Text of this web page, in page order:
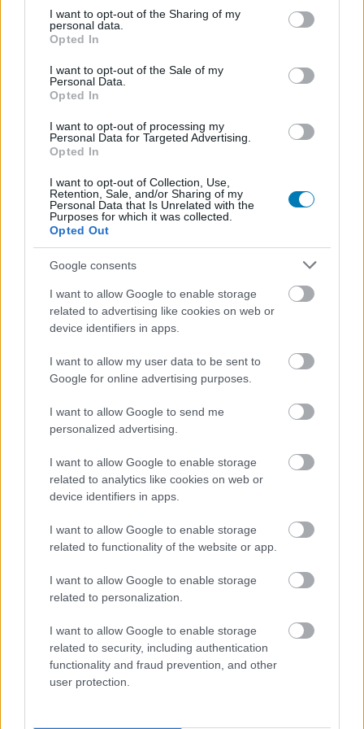
not limited to your visit or usage behaviour. You may click to
grant or deny consent to Google and its third-party tags to
use your data for below specified purposes in below Google
consent section.
I want to opt-out of the Sharing of my
personal data.
Opted In
I want to opt-out of the Sale of my
Personal Data.
Opted In
I want to opt-out of processing my
Personal Data for Targeted Advertising.
Opted In
I want to opt-out of Collection, Use,
Retention, Sale, and/or Sharing of my
Personal Data that Is Unrelated with the
Purposes for which it was collected.
Opted Out
Google consents
I want to allow Google to enable storage
related to advertising like cookies on web or
device identifiers in apps.
I want to allow my user data to be sent to
Google for online advertising purposes.
I want to allow Google to send me
personalized advertising.
I want to allow Google to enable storage
related to analytics like cookies on web or
device identifiers in apps.
I want to allow Google to enable storage
related to functionality of the website or app.
I want to allow Google to enable storage
related to personalization.
I want to allow Google to enable storage
related to security, including authentication
functionality and fraud prevention, and other
user protection.
elköszön egy jó ideig a zsánertől.
Unmute
Jövőre már egy évtizede lesz annak, hogy a legfőképpen
a stratégiai játékairól ismert Paradox Interactive
felvásárolta a White Wolf Publisinghez tartozóWorld of
Darkness jogokat , ami által a Paradoxhoz kerültek
a Mage, a Wraith és a Hunter sorozatok is. Nem sokkal
később felröppent a hír, hogy új Vampire játék készül, de
a vállalat csak2019-ben jelentette be hivatalosan
jön a Vampire: The Masquerade szerepjáték folytatása,
amelyet a Hardsuit Labs fejleszt. Ezt követően többször
is elcsúsztatták a megjelenését, 2021-ben pedig még
durvább fejlemény történt: határozatlan időre eltolták a
Bloodlines 2-t, ezzel párhuzamosan pedig
kirúgták az
egész fejlesztőcsapatot.
Hosszú titkolózás után kiderült, hogy a projektet a The
Chinese Room (Dear Esther, Still Wakes the Deep) vette
teljesen előlről kezdte a fejlesztést, és ki is mozdult a
komfortzónájából a belső nézetes RPG miatt, várható
volt, hogy nem fogja tudni tartani a 2024 őszére belőtt
premiert. Nem is sikerült, nemrégismét eltolták a
Bloodlines 2 megjelenését, jelen állás szerint valamikor
A fejlesztői pokolban senyvedő Vampire: The
Masquerade - Bloodlines 2-vel tehát alaposan meggyűlt
a baja a Paradoxnak, ami rányomta a bélyegét a kiadó
az interjúból, amit most a vállalat helyettes-ügyvezetője,